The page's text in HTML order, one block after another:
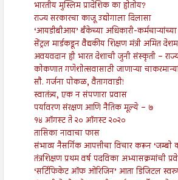
भारतीय मुस्लिम प्रादेशिक का होतोय?
राज्य सरकारचा काजू उद्योगाला दिलासा
‘आयडीबीआय’ बँकेच्या अधिकारी-
सेंट्रल मार्डकडून वैद्यकीय शिक्षण मंत्री अमित
अवयवदान ही भारत देशाची जुनी संस्कृती –
कोकणात गणेशोत्सवासाठी जाणाऱ्या
सौ. गर्जना पोकळ, वैतागवाडी!
स्वातंत्र्य, एक न संपणारा प्रवास
पर्यावरण संरक्षण आणि नैतिक मूल्ये – ७
१४ ऑगस्ट ते २० ऑगस्ट २०२०
तासिका नावाचा फास
संभाव्य नैसर्गिक आपत्तीचा विचार करून ‘जम्बो
तंत्रशिक्षण प्रथम वर्ष पदविका अभ्यासक्रमांची
‘सर्टिफिकेट ऑफ ओरिजिन’ आता डिजिटल